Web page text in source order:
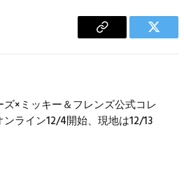
Copy
Twitter
×ミッキー＆フレンズ公式コレ
ライン12/4開始、現地は12/13